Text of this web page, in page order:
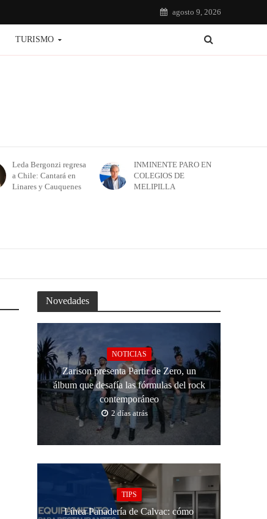
agosto 9, 2026
TURISMO
Leda Bergonzi regresa
a Chile: Cantará en
Linares y Cauquenes
INMINENTE PARO EN
COLEGIOS DE
MELIPILLA
Novedades
NOTICIAS
Zarison presenta Partir de Zero, un
álbum que desafía las fórmulas del rock
contemporáneo
2 días atrás
TIPS
Línea Panadería de Calvac: cómo